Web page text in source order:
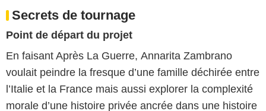
Secrets de tournage
Point de départ du projet
En faisant Après La Guerre, Annarita Zambrano
voulait peindre la fresque d’une famille déchirée entre
l’Italie et la France mais aussi explorer la complexité
morale d’une histoire privée ancrée dans une histoire